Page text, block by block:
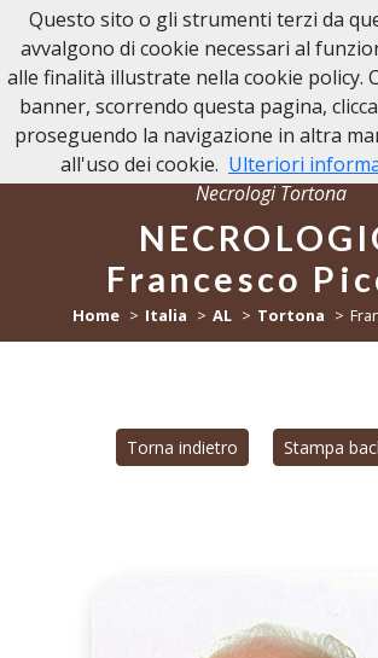
NECROLOGI TORTONA
Necrologi Tortona
Francesco
Home Italia AL Tortona
Torna indietro Stampa
Questo sito o gli strumenti terzi da
avvalgono di cookie necessari al
alle finalità illustrate nella cookie policy.
banner, scorrendo questa pagina,
proseguendo la navigazione in altra
all'uso dei cookie. Ulteriori